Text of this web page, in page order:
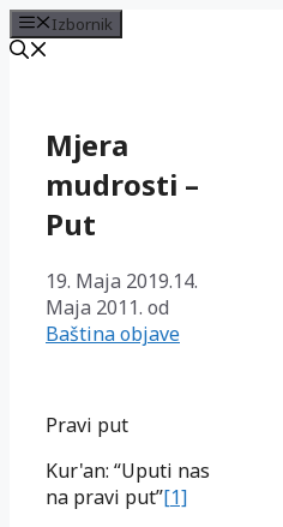
Izbornik
sadržajMjera
mudrosti –
Put
19. Maja 2019.14.
Maja 2011. od
Baština objave
Pravi put
Kur'an: “Uputi nas
na pravi put”[1]